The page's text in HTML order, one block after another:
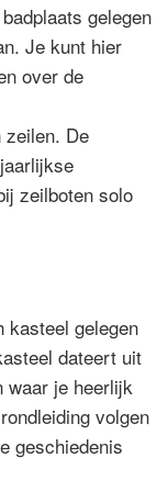
gelegen
Je kunt hier
over de
De
zeilboten solo
kasteel gelegen
dateert uit
waar je heerlijk
volgen
geschiedenis